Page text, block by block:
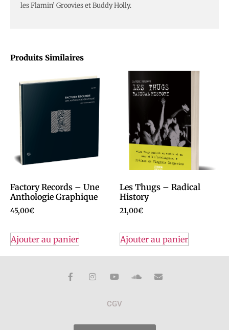
Produits Similaires
Factory Records – Une
Anthologie Graphique
45,00€
Ajouter au panier
Les Thugs – Radical
History
21,00€
Ajouter au panier
les Flamin’ Groovies et Buddy Holly.
CGV